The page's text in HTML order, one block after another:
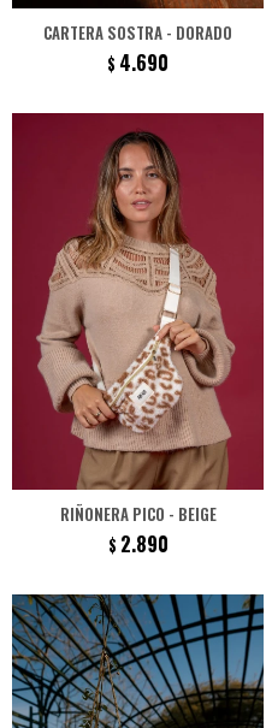
CARTERA SOSTRA - DORADO
$ 4.690
RIÑONERA PICO - BEIGE
$ 2.890